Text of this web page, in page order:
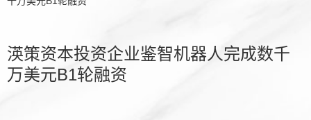
渶策资本投资企业鉴智机器人完成数千
万美元B1轮融资